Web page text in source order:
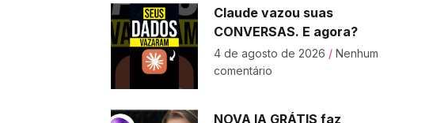
Claude vazou suas
CONVERSAS. E agora?
4 de agosto de 2026 Nenhum
comentário
NOVA IA GRÁTIS faz